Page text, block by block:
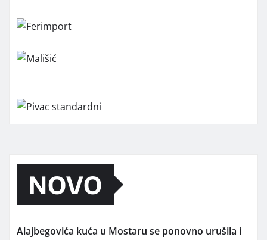
NOVO
Alajbegovića kuća u Mostaru se ponovno urušila i